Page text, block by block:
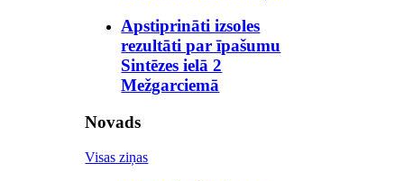
Apstiprināti izsoles
rezultāti par īpašumu
Sintēzes ielā 2
Mežgarciemā
Novads
Visas ziņas